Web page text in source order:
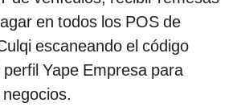
en todos los POS de
escaneando el código
Yape Empresa para